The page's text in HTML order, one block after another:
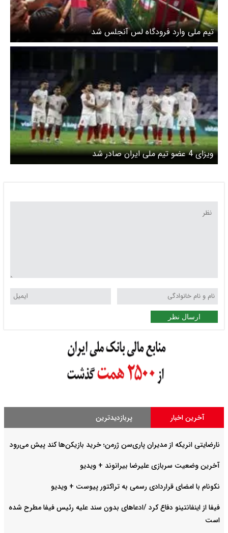
تیم ملی وارد فرودگاه لس آنجلس شد
ویزای 4 عضو تیم ملی ایران صادر شد
ارسال نظر
آخرین اخبار پربازدیدترین
نارضایتی انریکه از مدیران پاری‌سن ژرمن؛ خرید بازیکن‌ها کند پیش می‌رود
آخرین وضعیت سربازی علیرضا بیرانوند + ویدیو
نکونام با امضای قراردادی رسمی به تراکتور پیوست + ویدیو
فیفا از اینفانتینو دفاع کرد /ادعاهای بدون سند علیه رئیس فیفا مطرح شده
است